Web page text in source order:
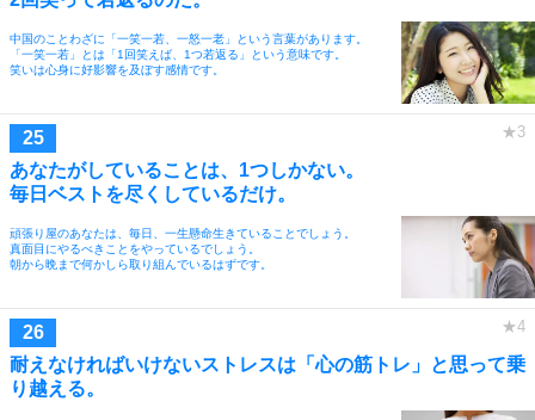
中国のことわざに「一笑一若、一怒一老」という言葉があります。
「一笑一若」とは「1回笑えば、1つ若返る」という意味です。
笑いは心身に好影響を及ぼす感情です。
あなたがしていることは、1つしかない。
毎日ベストを尽くしているだけ。
頑張り屋のあなたは、毎日、一生懸命生きていることでしょう。
真面目にやるべきことをやっているでしょう。
朝から晩まで何かしら取り組んでいるはずです。
耐えなければいけないストレスは「心の筋トレ」と思って乗
り越える。